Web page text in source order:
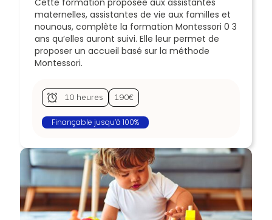
Cette formation proposée aux assistantes
maternelles, assistantes de vie aux familles et
nounous, complète la formation Montessori 0 3
ans qu’elles auront suivi. Elle leur permet de
proposer un accueil basé sur la méthode
Montessori.
10 heures 190€
Finançable jusqu’à 100%